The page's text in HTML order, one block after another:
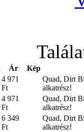
Ár
Kép
4 971
Ft
Quad, Dirt
alkatrész!
4 971
Ft
Quad, Dirt
alkatrész!
6 349
Ft
Quad, Dirt
alkatrész!